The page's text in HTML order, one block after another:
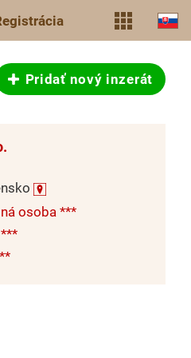
Pridať nový inzerát
osoba ***